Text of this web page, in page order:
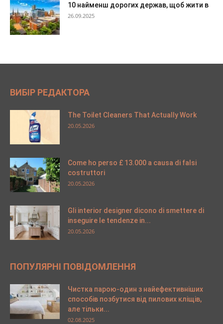
10 найменш дорогих держав, щоб жити в
26.09.2025
ВИБІР РЕДАКТОРА
The Toilet Cleaners That Actually Work
20.05.2026
Come ho perso £ 13.000 a causa di falsi
costruttori
20.05.2026
Gli interior designer dicono di smettere di
inseguire le tendenze in...
20.05.2026
ПОПУЛЯРНІ ПОВІДОМЛЕННЯ
Чистка парою-один з найефективніших
способів позбутися від пилових кліщів,
але тільки...
02.08.2025